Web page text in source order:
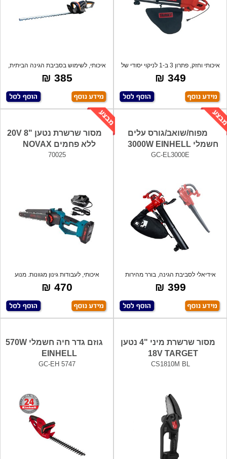
איכותי וחזק, פתרון 3 ב-1 לניקוי יסודי של
349 ₪
איכותי, לשימוש בסביבת הגינה הביתית,
אורך
385 ₪
מפוח/שואב/גורס עלים
חשמלי 3000W EINHELL
GC-EL3000E
אידיאלי לסביבת הגינה, בורר מהירות
אלקטרו
399 ₪
מסור שרשרת נטען "20V 8
ללא פחמים NOVAX
70025
איכותי, לעבודות גינון מגוונות. מנוע
BRUS
470 ₪
מסור שרשרת מיני "4 נטען
18V TARGET
CS1810M BL
גוזם גדר חיה חשמלי 570W
EINHELL
GC-EH 5747